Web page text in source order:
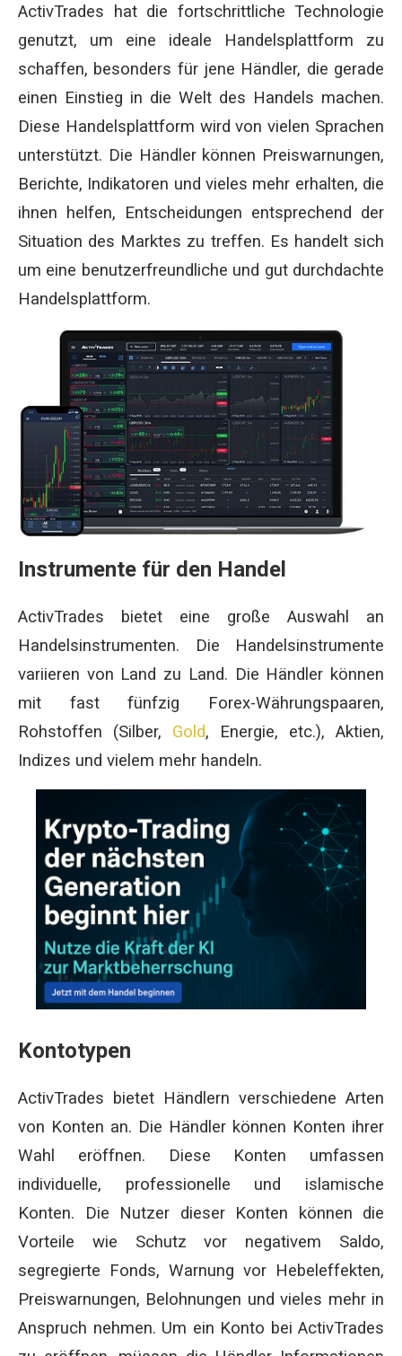
ActivTrades hat die fortschrittliche Technologie
genutzt, um eine ideale Handelsplattform zu
schaffen, besonders für jene Händler, die gerade
einen Einstieg in die Welt des Handels machen.
Diese Handelsplattform wird von vielen Sprachen
unterstützt. Die Händler können Preiswarnungen,
Berichte, Indikatoren und vieles mehr erhalten, die
ihnen helfen, Entscheidungen entsprechend der
Situation des Marktes zu treffen. Es handelt sich
um eine benutzerfreundliche und gut durchdachte
Handelsplattform.
Instrumente für den Handel
ActivTrades bietet eine große Auswahl an
Handelsinstrumenten. Die Handelsinstrumente
variieren von Land zu Land. Die Händler können
mit fast fünfzig Forex-Währungspaaren,
Rohstoffen (Silber, Gold, Energie, etc.), Aktien,
Indizes und vielem mehr handeln.
Kontotypen
ActivTrades bietet Händlern verschiedene Arten
von Konten an. Die Händler können Konten ihrer
Wahl eröffnen. Diese Konten umfassen
individuelle, professionelle und islamische
Konten. Die Nutzer dieser Konten können die
Vorteile wie Schutz vor negativem Saldo,
segregierte Fonds, Warnung vor Hebeleffekten,
Preiswarnungen, Belohnungen und vieles mehr in
Anspruch nehmen. Um ein Konto bei ActivTrades